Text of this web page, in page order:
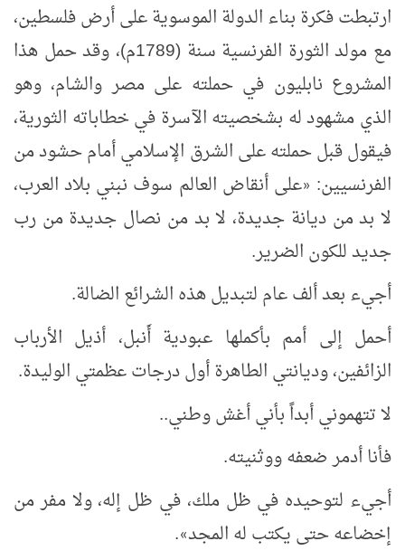
ارتبطت فكرة بناء الدولة الموسوية على أرض فلسطين،
مع مولد الثورة الفرنسية سنة (1789م)، وقد حمل هذا
المشروع نابليون في حملته على مصر والشام، وهو
الذي مشهود له بشخصيته الآسرة في خطاباته الثورية،
فيقول قبل حملته على الشرق الإسلامي أمام حشود من
الفرنسيين: «على أنقاض العالم سوف نبني بلاد العرب،
لا بد من ديانة جديدة، لا بد من نصال جديدة من رب
جديد للكون الضرير.
أجيء بعد ألف عام لتبديل هذه الشرائع الضالة.
أحمل إلى أمم بأكملها عبودية أَنبل، أذيل الأرباب
الزائفين، وديانتي الطاهرة أول درجات عظمتي الوليدة.
لا تتهموني أبداً بأني أغش وطني..
فأنا أدمر ضعفه ووثنيته.
أجيء لتوحيده في ظل ملك، في ظل إله، ولا مفر من
إخضاعه حتى يكتب له المجد»
.